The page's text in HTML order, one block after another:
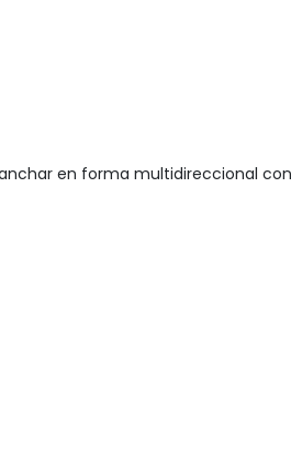
en forma multidireccional